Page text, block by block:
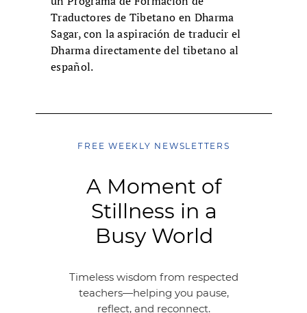
Traductores de Tibetano en Dharma
Sagar, con la aspiración de traducir el
Dharma directamente del tibetano al
español.